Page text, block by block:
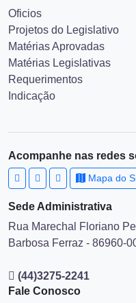
Oficios
Projetos do Legislativo
Matérias Aprovadas
Matérias Legislativas
Requerimentos
Indicação
Acompanhe nas redes
Mapa do
Sede Administrativa
Rua Marechal Floriano
Barbosa Ferraz - 86960-
(44)3275-2241
Fale Conosco